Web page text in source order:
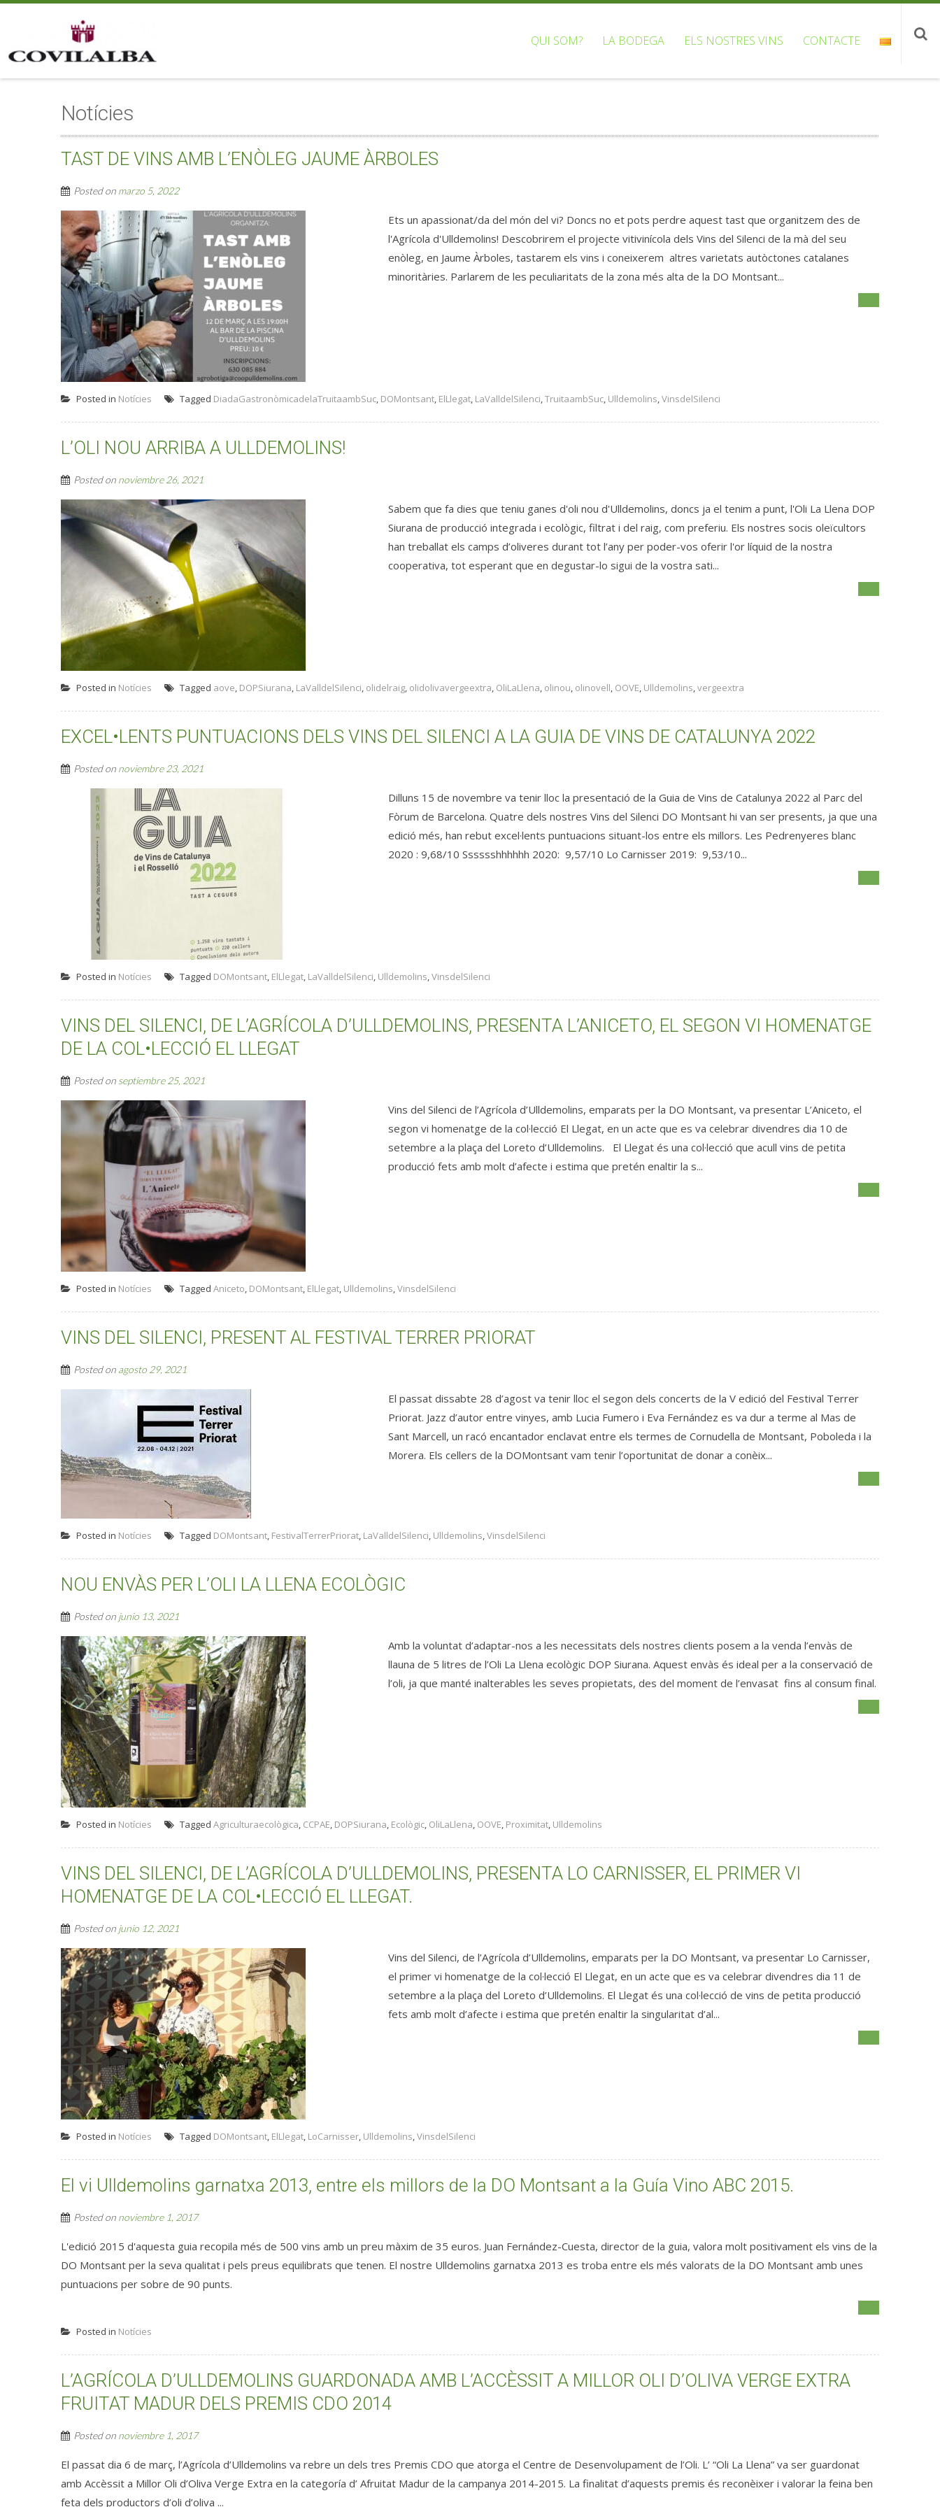
QUI SOM? LA BODEGA ELS NOSTRES VINS CONTACTE
Notícies
TAST DE VINS AMB L’ENÒLEG JAUME ÀRBOLES
Posted on marzo 5, 2022
Ets un apassionat/da del món del vi? Doncs no et pots perdre aquest tast que organitzem des de
l'Agrícola d'Ulldemolins! Descobrirem el projecte vitivinícola dels Vins del Silenci de la mà del seu
enòleg, en Jaume Àrboles, tastarem els vins i coneixerem altres varietats autòctones catalanes
minoritàries. Parlarem de les peculiaritats de la zona més alta de la DO Montsant...
Posted in Notícies Tagged DiadaGastronòmicadelaTruitaambSuc, DOMontsant, ElLlegat, LaValldelSilenci,TruitaambSuc, Ulldemolins,VinsdelSilenci
L’OLI NOU ARRIBA A ULLDEMOLINS!
Posted on noviembre 26, 2021
Sabem que fa dies que teniu ganes d'oli nou d'Ulldemolins, doncs ja el tenim a punt, l'Oli La Llena DOP
Siurana de producció integrada i ecològic, filtrat i del raig, com preferiu. Els nostres socis oleïcultors
han treballat els camps d’oliveres durant tot l’any per poder-vos oferir l'or líquid de la nostra
cooperativa, tot esperant que en degustar-lo sigui de la vostra sati...
Posted in Notícies Tagged aove, DOPSiurana, LaValldelSilenci, olidelraig, olidolivavergeextra, OliLaLlena, olinou, olinovell, OOVE, Ulldemolins,vergeextra
EXCEL•LENTS PUNTUACIONS DELS VINS DEL SILENCI A LA GUIA DE VINS DE CATALUNYA 2022
Posted on noviembre 23, 2021
Dilluns 15 de novembre va tenir lloc la presentació de la Guia de Vins de Catalunya 2022 al Parc del
Fòrum de Barcelona. Quatre dels nostres Vins del Silenci DO Montsant hi van ser presents, ja que una
edició més, han rebut excel·lents puntuacions situant-los entre els millors. Les Pedrenyeres blanc
2020 : 9,68/10 Sssssshhhhhh 2020: 9,57/10 Lo Carnisser 2019: 9,53/10...
Posted in Notícies Tagged DOMontsant, ElLlegat, LaValldelSilenci, Ulldemolins,VinsdelSilenci
VINS DEL SILENCI, DE L’AGRÍCOLA D’ULLDEMOLINS, PRESENTA L’ANICETO, EL SEGON VI HOMENATGE
DE LA COL•LECCIÓ EL LLEGAT
Posted on septiembre 25, 2021
Vins del Silenci de l’Agrícola d’Ulldemolins, emparats per la DO Montsant, va presentar L’Aniceto, el
segon vi homenatge de la col·lecció El Llegat, en un acte que es va celebrar divendres dia 10 de
setembre a la plaça del Loreto d’Ulldemolins. El Llegat és una col·lecció que acull vins de petita
producció fets amb molt d’afecte i estima que pretén enaltir la s...
Posted in Notícies Tagged Aniceto, DOMontsant, ElLlegat, Ulldemolins,VinsdelSilenci
VINS DEL SILENCI, PRESENT AL FESTIVAL TERRER PRIORAT
Posted on agosto 29, 2021
El passat dissabte 28 d’agost va tenir lloc el segon dels concerts de la V edició del Festival Terrer
Priorat. Jazz d’autor entre vinyes, amb Lucia Fumero i Eva Fernández es va dur a terme al Mas de
Sant Marcell, un racó encantador enclavat entre els termes de Cornudella de Montsant, Poboleda i la
Morera. Els cellers de la DOMontsant vam tenir l’oportunitat de donar a conèix...
Posted in Notícies Tagged DOMontsant, FestivalTerrerPriorat, LaValldelSilenci, Ulldemolins,VinsdelSilenci
NOU ENVÀS PER L’OLI LA LLENA ECOLÒGIC
Posted on junio 13, 2021
Amb la voluntat d’adaptar-nos a les necessitats dels nostres clients posem a la venda l’envàs de
llauna de 5 litres de l’Oli La Llena ecològic DOP Siurana. Aquest envàs és ideal per a la conservació de
l’oli, ja que manté inalterables les seves propietats, des del moment de l’envasat fins al consum final.
Posted in Notícies Tagged Agriculturaecològica, CCPAE, DOPSiurana, Ecològic, OliLaLlena, OOVE, Proximitat, Ulldemolins
VINS DEL SILENCI, DE L’AGRÍCOLA D’ULLDEMOLINS, PRESENTA LO CARNISSER, EL PRIMER VI
HOMENATGE DE LA COL•LECCIÓ EL LLEGAT.
Posted on junio 12, 2021
Vins del Silenci, de l’Agrícola d’Ulldemolins, emparats per la DO Montsant, va presentar Lo Carnisser,
el primer vi homenatge de la col·lecció El Llegat, en un acte que es va celebrar divendres dia 11 de
setembre a la plaça del Loreto d’Ulldemolins. El Llegat és una col·lecció de vins de petita producció
fets amb molt d’afecte i estima que pretén enaltir la singularitat d’al...
Posted in Notícies Tagged DOMontsant, ElLlegat, LoCarnisser, Ulldemolins,VinsdelSilenci
El vi Ulldemolins garnatxa 2013, entre els millors de la DO Montsant a la Guía Vino ABC 2015.
Posted on noviembre 1, 2017
L'edició 2015 d'aquesta guia recopila més de 500 vins amb un preu màxim de 35 euros. Juan Fernández-Cuesta, director de la guia, valora molt positivament els vins de la
DO Montsant per la seva qualitat i pels preus equilibrats que tenen. El nostre Ulldemolins garnatxa 2013 es troba entre els més valorats de la DO Montsant amb unes
puntuacions per sobre de 90 punts.
Posted in Notícies
L’AGRÍCOLA D’ULLDEMOLINS GUARDONADA AMB L’ACCÈSSIT A MILLOR OLI D’OLIVA VERGE EXTRA
FRUITAT MADUR DELS PREMIS CDO 2014
Posted on noviembre 1, 2017
El passat dia 6 de març, l’Agrícola d’Ulldemolins va rebre un dels tres Premis CDO que atorga el Centre de Desenvolupament de l’Oli. L’ “Oli La Llena” va ser guardonat
amb Accèssit a Millor Oli d’Oliva Verge Extra en la categoría d’ Afruitat Madur de la campanya 2014-2015. La finalitat d’aquests premis és reconèixer i valorar la feina ben
feta dels productors d’oli d’oliva ...